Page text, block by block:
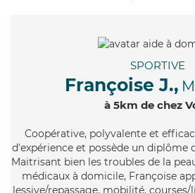
SPORTIVE
Françoise J.,
à 5km de chez
Coopérative, polyvalente et
d'expérience et possède un diplôme
Maitrisant bien les troubles de la
médicaux à domicile, Françoise
lessive/repassage, mobilité,